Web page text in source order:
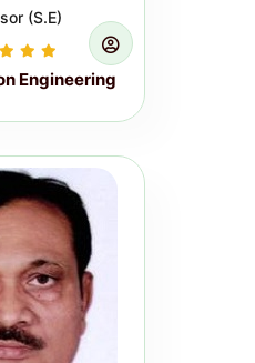
Engineers (On
WRD, Govt. of
(S.E)
Engineering